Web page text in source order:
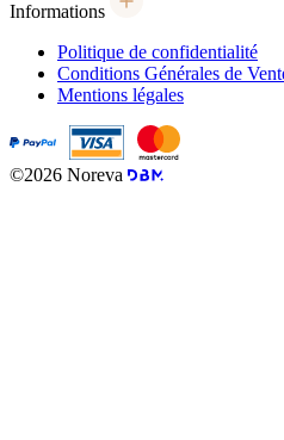
Informations
Politique de confidentialité
Conditions Générales de
Mentions légales
©2026 Noreva